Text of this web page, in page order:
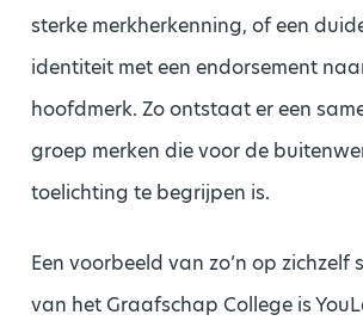
sterke merkherkenning, of een
identiteit met een endorsement
hoofdmerk. Zo ontstaat er een
groep merken die voor de
toelichting te begrijpen is.
Een voorbeeld van zo’n op zichzelf
van het Graafschap College is